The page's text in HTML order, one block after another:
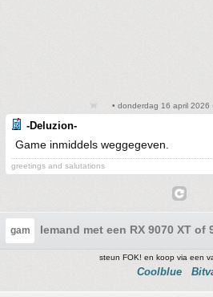
• donderdag 16 april 2026
-Deluzion-
Game inmiddels weggegeven.
greetings and salutations
gam Iemand met een RX 9070 XT
steun FOK! en koop via een
Coolblue